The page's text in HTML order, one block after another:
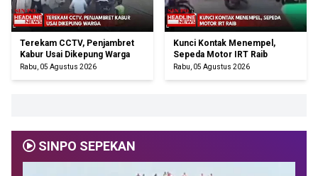
Terekam CCTV, Penjambret
Kabur Usai Dikepung Warga
Rabu, 05 Agustus 2026
Kunci Kontak Menempel,
Sepeda Motor IRT Raib
Rabu, 05 Agustus 2026
SINPO SEPEKAN